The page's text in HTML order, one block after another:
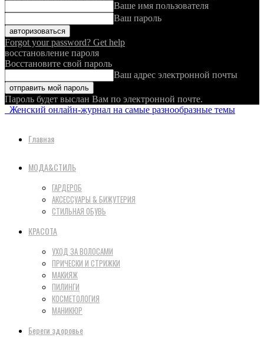
Ваше имя пользователя
Ваш пароль
Forgot your password? Get help
восстановление пароля
Восстановите свой пароль
Ваш адрес электронной почты
Пароль будет выслан Вам по электронной почте.
Женский онлайн-журнал на самые разнообразные темы
Главная
МОДА&СТИЛЬ
ГАРДЕРОБ
АКСЕССУАРЫ & БИЖУТЕРИЯ
СТИЛЬНАЯ ОБУВЬ
КРАСОТА
УХОД ЗА ВОЛОСАМИ
ПРИЧЕСКИ И СТРИЖКИ
МАКИЯЖ
ПИЛИНГИ
КОСМЕТОЛОГИЯ
МАНИКЮР
Береги здоровье